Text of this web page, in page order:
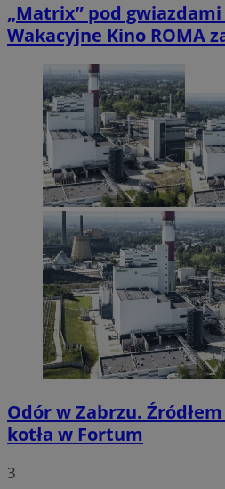
„Matrix” pod
Wakacyjne Kino ROMA
Odór w Zabrzu.
kotła w Fortum
3